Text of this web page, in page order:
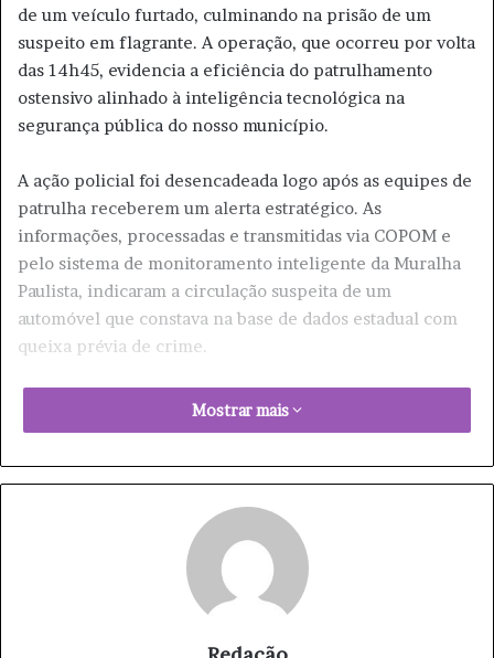
de um veículo furtado, culminando na prisão de um
suspeito em flagrante. A operação, que ocorreu por volta
das 14h45, evidencia a eficiência do patrulhamento
ostensivo alinhado à inteligência tecnológica na
segurança pública do nosso município.
​A ação policial foi desencadeada logo após as equipes de
patrulha receberem um alerta estratégico. As
informações, processadas e transmitidas via COPOM e
pelo sistema de monitoramento inteligente da Muralha
Paulista, indicaram a circulação suspeita de um
automóvel que constava na base de dados estadual com
queixa prévia de crime.
​Como a “Muralha Paulista” Auxiliou na
Interceptação
​A tecnologia de cercamento eletrônico foi fundamental
para o êxito desta ocorrência. Assim que a placa do carro
foi rastreada pelo sistema de segurança que monitora a
cidade, os policiais em patrulhamento de rua iniciaram
diligências rápidas e direcionadas.
​Com posse das coordenadas de deslocamento, as viaturas
Mostrar mais